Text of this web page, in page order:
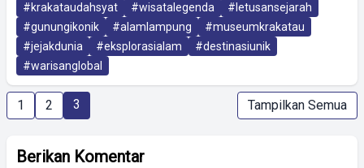
#krakataudahsyat #wisatalegenda
#letusansejarah
#gunungikonik
#alamlampung
#museumkrakatau
#jejakdunia
#eksplorasialam
#destinasiunik
#warisanglobal
1 2 3 Tampilkan Semua
Berikan Komentar